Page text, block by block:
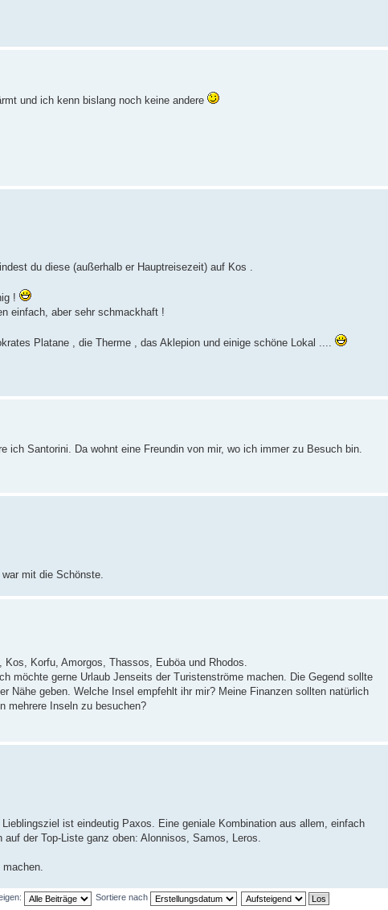
und ich kenn bislang noch keine andere
du diese (außerhalb er Hauptreisezeit) auf Kos .
!
einfach, aber sehr schmackhaft !
Platane , die Therme , das Aklepion und einige schöne Lokal ....
Santorini. Da wohnt eine Freundin von mir, wo ich immer zu Besuch bin.
mit die Schönste.
Korfu, Amorgos, Thassos, Euböa und Rhodos.
möchte gerne Urlaub Jenseits der Turistenströme machen. Die Gegend sollte
geben. Welche Insel empfehlt ihr mir? Meine Finanzen sollten natürlich
mehrere Inseln zu besuchen?
ist eindeutig Paxos. Eine geniale Kombination aus allem, einfach
der Top-Liste ganz oben: Alonnisos, Samos, Leros.
Sortiere nach